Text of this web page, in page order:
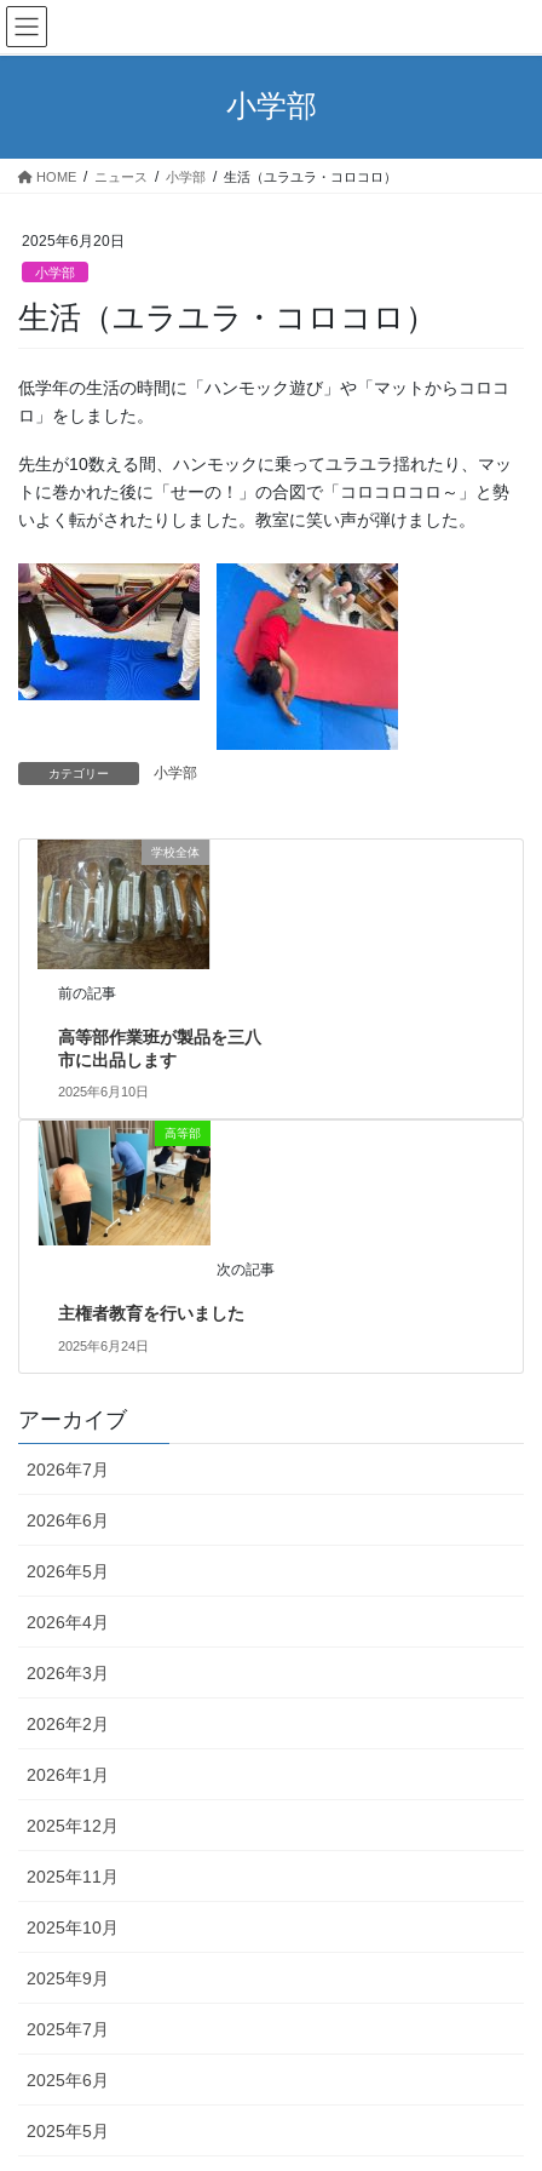
コ
ン
テ
ス
ナ
ビ
ゲ
ン
小学部
HOME ニュース 小学部 生活（ユラユラ・コロコロ）
2025年6月20日
小学部
生活（ユラユラ・コロコロ）
低学年の生活の時間に「ハンモック遊び」や「マットからコロコ
ロ」をしました。
先生が10数える間、ハンモックに乗ってユラユラ揺れたり、マッ
トに巻かれた後に「せーの！」の合図で「コロコロコロ～」と勢
いよく転がされたりしました。教室に笑い声が弾けました。
カテゴリー 小学部
学校全体
前の記事
高等部作業班が製品を三八
市に出品します
2025年6月10日
高等部
次の記事
主権者教育を行いました
2025年6月24日
アーカイブ
2026年7月
2026年6月
2026年5月
2026年4月
2026年3月
2026年2月
2026年1月
2025年12月
2025年11月
2025年10月
2025年9月
2025年7月
2025年6月
2025年5月